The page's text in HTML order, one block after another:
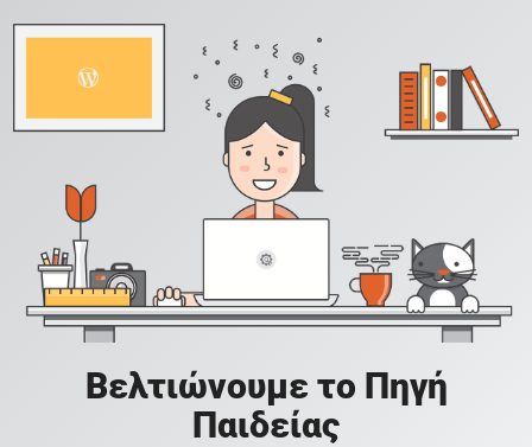
Βελτιώνουμε το Πηγή
Παιδείας